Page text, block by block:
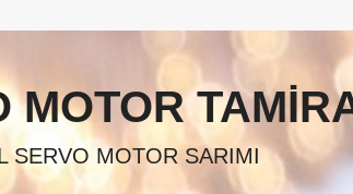
MOTOR
SERVO MOTOR SARIMI